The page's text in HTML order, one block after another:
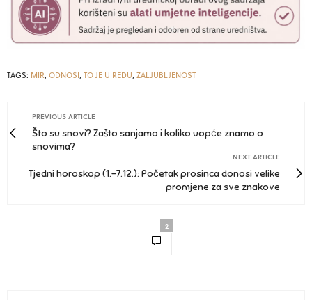
TAGS: MIR, ODNOSI, TO JE U REDU, ZALJUBLJENOST
PREVIOUS ARTICLE
Što su snovi? Zašto sanjamo i koliko uopće znamo o
snovima?
NEXT ARTICLE
Tjedni horoskop (1.–7.12.): Početak prosinca donosi velike
promjene za sve znakove
2